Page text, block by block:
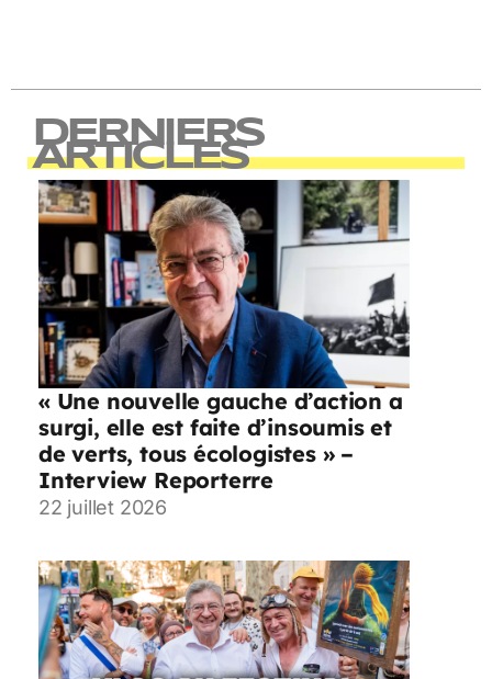
DERNIERS
ARTICLES
« Une nouvelle gauche d’action a
surgi, elle est faite d’insoumis et
de verts, tous écologistes » –
Interview Reporterre
22 juillet 2026